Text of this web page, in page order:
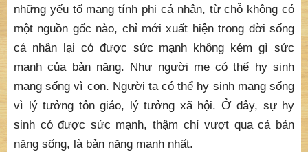
những yếu tố mang tính phi cá nhân, từ chỗ không có
một nguồn gốc nào, chỉ mới xuất hiện trong đời sống
cá nhân lại có được sức mạnh không kém gì sức
mạnh của bản năng. Như người mẹ có thể hy sinh
mạng sống vì con. Người ta có thể hy sinh mạng sống
vì lý tưởng tôn giáo, lý tưởng xã hội. Ở đây, sự hy
sinh có được sức mạnh, thậm chí vượt qua cả bản
năng sống, là bản năng mạnh nhất.